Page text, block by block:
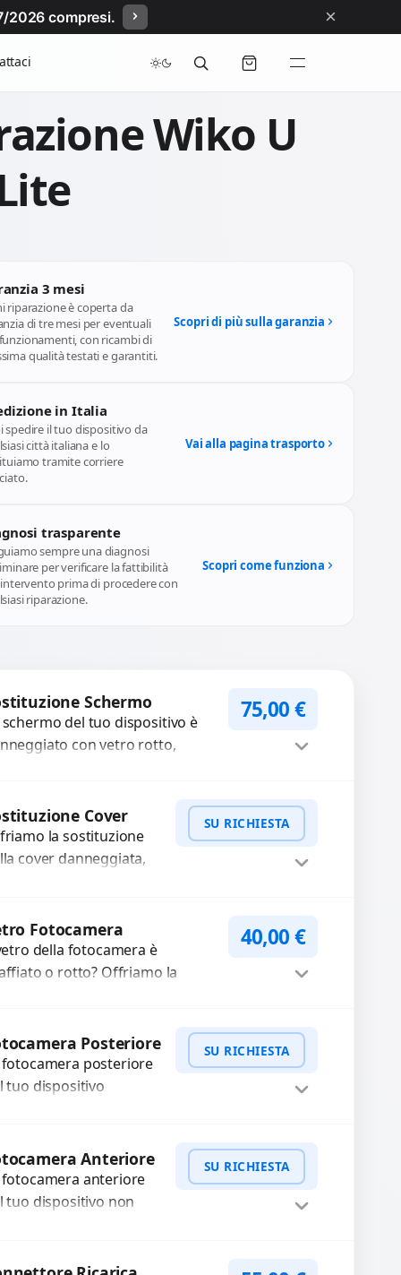
2026 compresi. ×
Wiko U
3 mesi
riparazione è coperta da
di tre mesi per eventuali
con ricambi di
qualità testati e garantiti.
Scopri di più sulla garanzia
in Italia
spedire il tuo dispositivo da
città italiana e lo
tramite corriere
Vai alla pagina trasporto
trasparente
sempre una diagnosi
per verificare la fattibilità
prima di procedere con
riparazione.
Scopri come funziona
Schermo
schermo del tuo dispositivo è
con vetro rotto,
75,00€
Cover
la sostituzione
cover danneggiata,
Ripristiniamo
estetico e...
SU RICHIESTA
Preventivo
Fotocamera
della fotocamera è
o rotto? Offriamo la
40,00€
Posteriore
fotocamera posteriore
tuo dispositivo
come immagini
messa a fuoco
funzionante,...
SU RICHIESTA
WhatsApp
Anteriore
fotocamera anteriore
tuo dispositivo non
con problemi
SU RICHIESTA
Preventivo